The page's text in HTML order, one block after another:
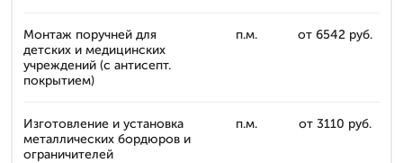
Монтаж поручней для
детских и медицинских
учреждений (с антисепт.
покрытием)
п.м. от 6542 руб.
Изготовление и установка
металлических бордюров и
ограничителей
п.м. от 3110 руб.